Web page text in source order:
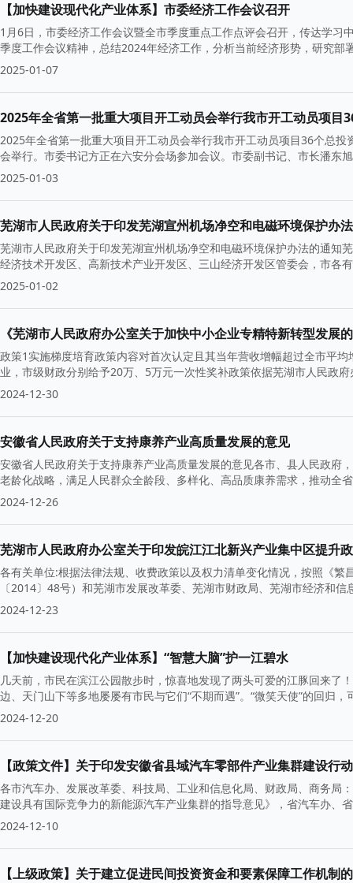
【加快建设现代化产业体系】市委经济工作会议召开
1月6日，市委经济工作会议暨全市季度重点工作点评会召开，传达学
季度工作会议精神，总结2024年经济工作，分析当前经济形势，研究
2025-01-07
2025年全省第一批重大项目开工动员会举行我市开工动员项目
2025年全省第一批重大项目开工动员会举行我市开工动员项目36个总
会举行。市委书记方正在六安分会场参加会议。市委副书记、市长潘东
2025-01-03
芜湖市人民政府关于印发芜湖宣州机场净空和电磁环境保护办
芜湖市人民政府关于印发芜湖宣州机场净空和电磁环境保护办法的通
经济技术开发区、高新技术产业开发区、三山经济开发区管委会，市各
2025-01-02
《芜湖市人民政府办公室关于加快中小企业专精特新转型发展
政策1实施梯度培育政策内容对首次认定且其当年营收增幅超过全市平
业，市级财政分别给予20万、5万元一次性奖补政策依据芜湖市人民政
2024-12-30
安徽省人民政府关于支持康养产业高质量发展的意见
安徽省人民政府关于支持康养产业高质量发展的意见各市、县人民政府
老龄化战略，满足人民群众全龄段、多样化、高品质康养需求，推动全
2024-12-26
芜湖市人民政府办公室关于印发皖江江北新兴产业集中区提升
各有关单位:根据法律法规、收费政策以及权力清单变化情况，按照《
〔2014〕48号）和芜湖市发展改革委、芜湖市财政局、芜湖市经济和
2024-12-23
【加快建设现代化产业体系】“智慧大脑”护一江碧水
几天前，市民在滨江公园散步时，惊喜地发现了两头可爱的江豚回来
边、天门山下等多地屡屡有市民与它们“不期而遇”。“微笑天使”的回归
2024-12-20
【政策文件】关于印发安徽省县域汽车零部件产业集群建设
各市汽车办、发展改革委、科技局、工业和信息化局、财政局、商务局
建设具有国际竞争力的新能源汽车产业集群的指导意见》，省汽车办、
2024-12-10
【上级政策】关于建立促进民间投资资金和要素保障工作机制